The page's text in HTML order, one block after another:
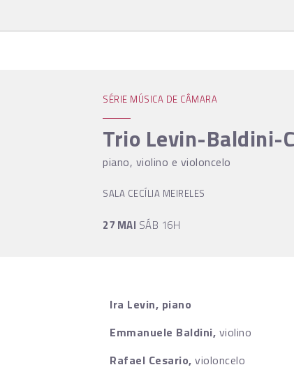
SÉRIE MÚSICA DE CÂMARA
Trio Levin-Baldini-
piano, violino e violoncelo
SALA CECÍLIA MEIRELES
27 MAI SÁB 16H
Ira Levin, piano
Emmanuele Baldini, violino
Rafael Cesario, violoncelo